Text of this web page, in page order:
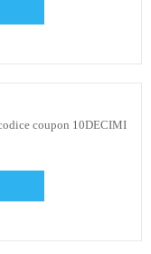
coupon 10DECIMI